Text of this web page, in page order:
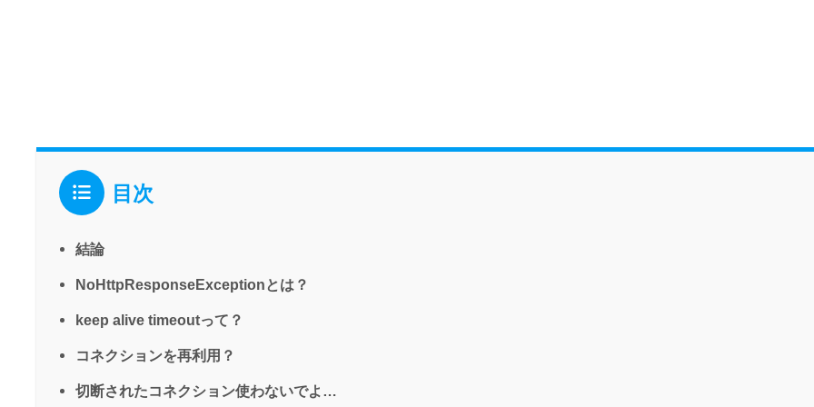
目次
結論
NoHttpResponseExceptionとは？
keep alive timeoutって？
コネクションを再利用？
切断されたコネクション使わないでよ…